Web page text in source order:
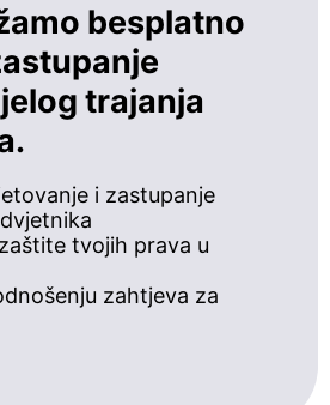
besplatno
trajanja
i zastupanje
tvojih prava u
zahtjeva za